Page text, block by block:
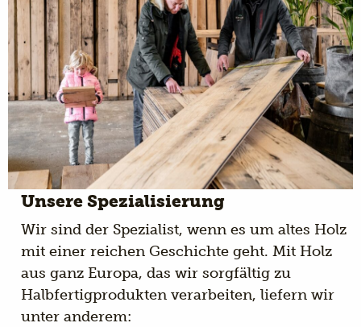
Unsere Spezialisierung
Wir sind der Spezialist, wenn es um altes Holz
mit einer reichen Geschichte geht. Mit Holz
aus ganz Europa, das wir sorgfältig zu
Halbfertigprodukten verarbeiten, liefern wir
unter anderem: